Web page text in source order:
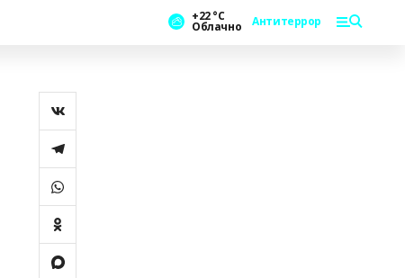
+22 °С
Облачно Антитеррор